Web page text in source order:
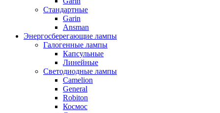
Стандартные
Garin
Ansman
Энергосберегающие лампы
Галогенные лампы
Капсульные
Линейные
Светодиодные лампы
Camelion
General
Robiton
Космос